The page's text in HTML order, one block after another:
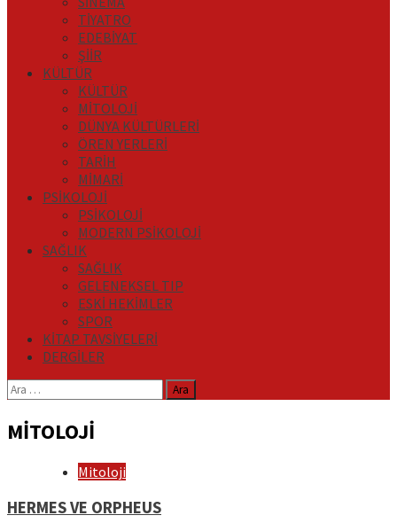
TİYATRO
EDEBİYAT
ŞİİR
KÜLTÜR
KÜLTÜR
MİTOLOJİ
DÜNYA KÜLTÜRLERİ
ÖREN YERLERİ
TARİH
MİMARİ
PSİKOLOJİ
PSİKOLOJİ
MODERN PSİKOLOJİ
SAĞLIK
SAĞLIK
GELENEKSEL TIP
ESKİ HEKİMLER
SPOR
KİTAP TAVSİYELERİ
DERGİLER
Arama:
MİTOLOJİ
Mitoloji
HERMES VE ORPHEUS